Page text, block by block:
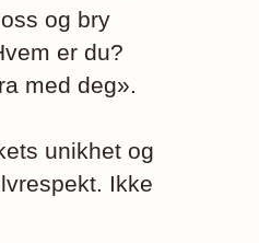
og bry
er du?
med deg».
unikhet og
Ikke